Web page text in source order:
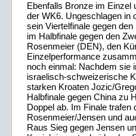
Ebenfalls Bronze im Einzel
der WK6. Ungeschlagen in
sein Viertelfinale gegen
im Halbfinale gegen den
Rosenmeier (DEN), den
Einzelperformance
noch einmal: Nachdem sie
israelisch-schweizerische
starken Kroaten Jozic/
Halbfinale gegen China zu
Doppel ab. Im Finale trafen
Rosenmeier/Jensen und
Raus Sieg gegen Jensen